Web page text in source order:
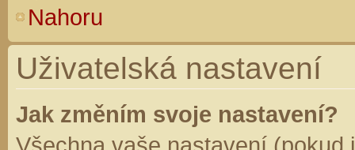
Nahoru
Uživatelská nastavení
Jak změním svoje nastavení?